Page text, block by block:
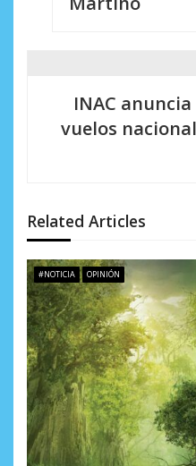
d
e
e
n
t
r
a
d
INAC
vuelos
Related Articles
#NOTICIA OPINIÓN